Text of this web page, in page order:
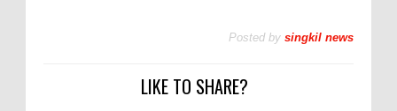
Posted by singkil news
LIKE TO SHARE?